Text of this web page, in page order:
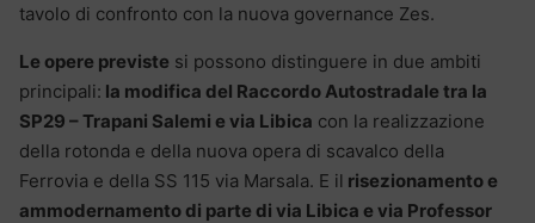
tavolo di confronto con la nuova governance Zes.
Le opere previste si possono distinguere in due ambiti
principali: la modifica del Raccordo Autostradale tra la
SP29 – Trapani Salemi e via Libica con la realizzazione
della rotonda e della nuova opera di scavalco della
Ferrovia e della SS 115 via Marsala. E il risezionamento e
ammodernamento di parte di via Libica e via Professor